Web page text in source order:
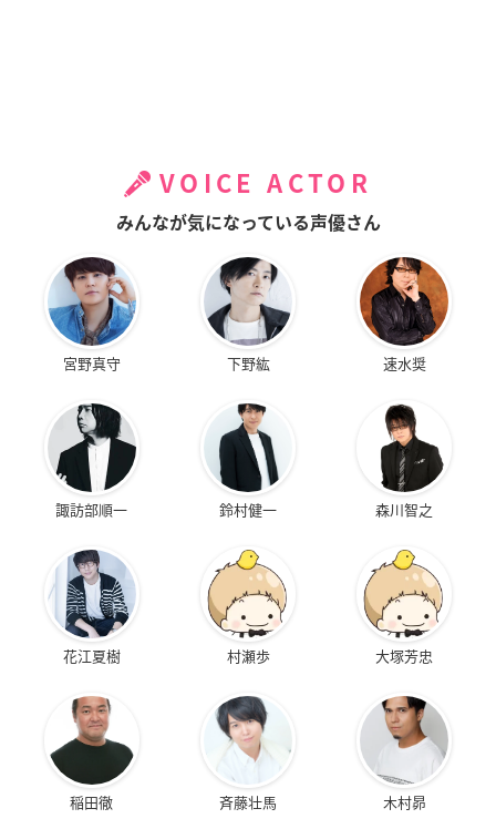
VOICE ACTOR
みんなが気になっている声優さん
宮野真守 下野紘 速水奨
諏訪部順一 鈴村健一 森川智之
花江夏樹 村瀬歩 大塚芳忠
稲田徹 斉藤壮馬 木村昴